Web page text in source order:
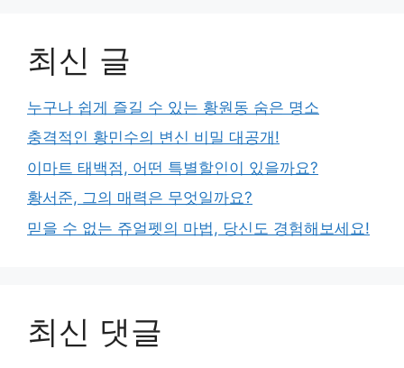
최신 글
누구나 쉽게 즐길 수 있는 황원동 숨은 명소
충격적인 황민수의 변신 비밀 대공개!
이마트 태백점, 어떤 특별할인이 있을까요?
황서준, 그의 매력은 무엇일까요?
믿을 수 없는 쥬얼펫의 마법, 당신도 경험해보세요!
최신 댓글